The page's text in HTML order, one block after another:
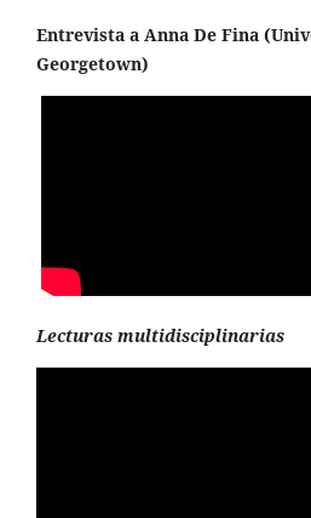
Entrevista a Anna De Fina (
Georgetown)
Lecturas multidisciplinarias